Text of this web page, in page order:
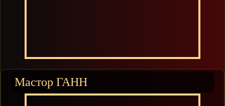
Мастор ГАНН